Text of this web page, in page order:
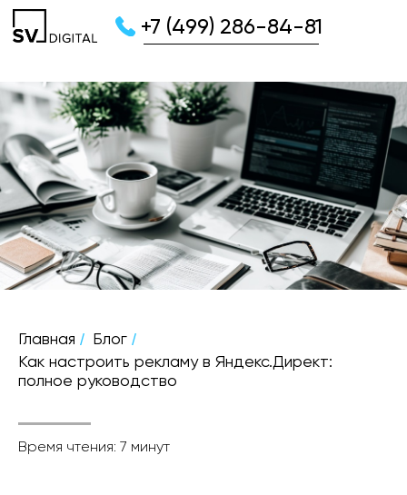
+7 (499) 286-84-81
Главная / Блог /
Как настроить рекламу в Яндекс.Директ:
полное руководство
Время чтения: 7 минут